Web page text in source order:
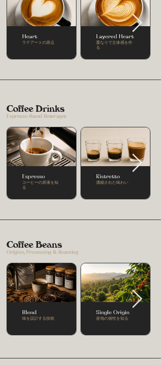
Heart
ラテアートの原点
Layered Heart
重なりで立体感を作
る
Coffee Drinks
Espresso-Based Beverages
Espresso
コーヒーの原液を知
る
Ristretto
濃縮された味わい
Coffee Beans
Origins, Processing & Roasting
Blend
味を設計する技術
Single Origin
産地の個性を知る